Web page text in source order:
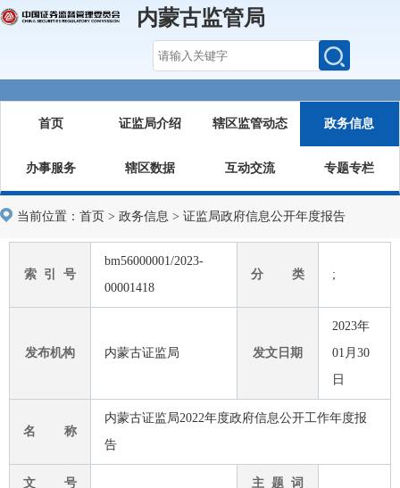
内蒙古监管局
首页 证监局介绍 辖区监管动态 政务信息
办事服务 辖区数据 互动交流 专题专栏
当前位置： 首页 > 政务信息 > 证监局政府信息公开年度报告
索 引 号
bm56000001/2023-
00001418
分 类 ;
发布机构 内蒙古证监局 发文日期
2023年
01月30
日
名 称
内蒙古证监局2022年度政府信息公开工作年度报
告
文 号 主 题 词